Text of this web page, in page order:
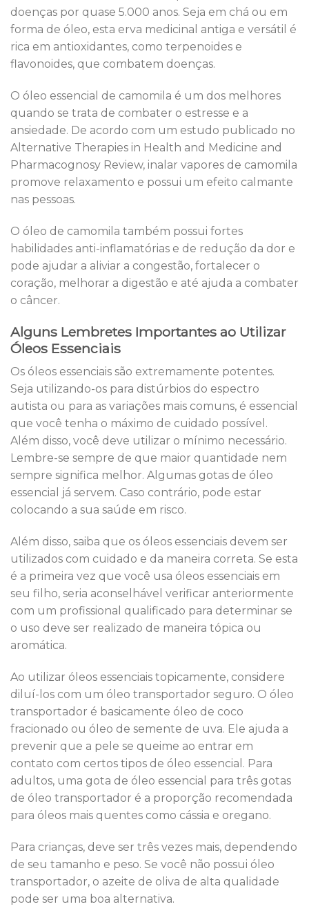
doenças por quase 5.000 anos. Seja em chá ou em
forma de óleo, esta erva medicinal antiga e versátil é
rica em antioxidantes, como terpenoides e
flavonoides, que combatem doenças.
O óleo essencial de camomila é um dos melhores
quando se trata de combater o estresse e a
ansiedade. De acordo com um estudo publicado no
Alternative Therapies in Health and Medicine and
Pharmacognosy Review, inalar vapores de camomila
promove relaxamento e possui um efeito calmante
nas pessoas.
O óleo de camomila também possui fortes
habilidades anti-inflamatórias e de redução da dor e
pode ajudar a aliviar a congestão, fortalecer o
coração, melhorar a digestão e até ajuda a combater
o câncer.
Alguns Lembretes Importantes ao Utilizar
Óleos Essenciais
Os óleos essenciais são extremamente potentes.
Seja utilizando-os para distúrbios do espectro
autista ou para as variações mais comuns, é essencial
que você tenha o máximo de cuidado possível.
Além disso, você deve utilizar o mínimo necessário.
Lembre-se sempre de que maior quantidade nem
sempre significa melhor. Algumas gotas de óleo
essencial já servem. Caso contrário, pode estar
colocando a sua saúde em risco.
Além disso, saiba que os óleos essenciais devem ser
utilizados ​​com cuidado e da maneira correta. Se esta
é a primeira vez que você usa óleos essenciais em
seu filho, seria aconselhável verificar anteriormente
com um profissional qualificado para determinar se
o uso deve ser realizado de maneira tópica ou
aromática.
Ao utilizar óleos essenciais topicamente, considere
diluí-los com um óleo transportador seguro. O óleo
transportador é basicamente óleo de coco
fracionado ou óleo de semente de uva. Ele ajuda a
prevenir que a pele se queime ao entrar em
contato com certos tipos de óleo essencial. Para
adultos, uma gota de óleo essencial para três gotas
de óleo transportador é a proporção recomendada
para óleos mais quentes como cássia e oregano.
Para crianças, deve ser três vezes mais, dependendo
de seu tamanho e peso. Se você não possui óleo
transportador, o azeite de oliva de alta qualidade
pode ser uma boa alternativa.